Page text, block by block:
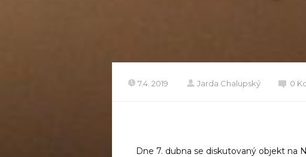
7.4. 2019 Jarda Chalupský 0
Dne 7. dubna se diskutovaný objekt na